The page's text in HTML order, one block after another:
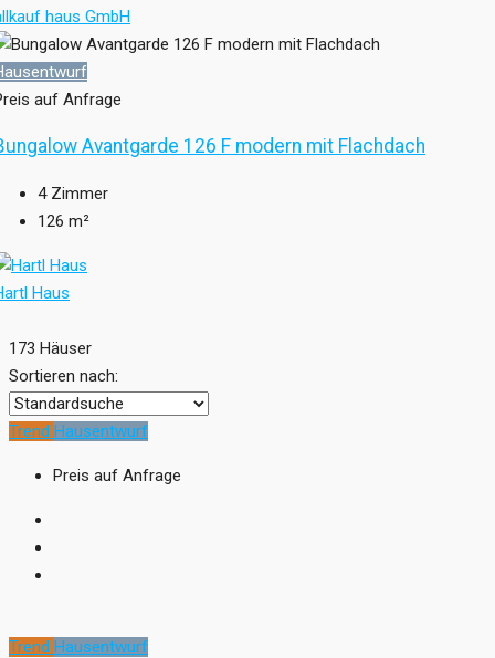
haus GmbH
auf Anfrage
Avantgarde 126 F modern mit Flachdach
4 Zimmer
126 m²
Haus
173 Häuser
Sortieren nach:
Trend Hausentwurf
Preis auf Anfrage
Trend Hausentwurf